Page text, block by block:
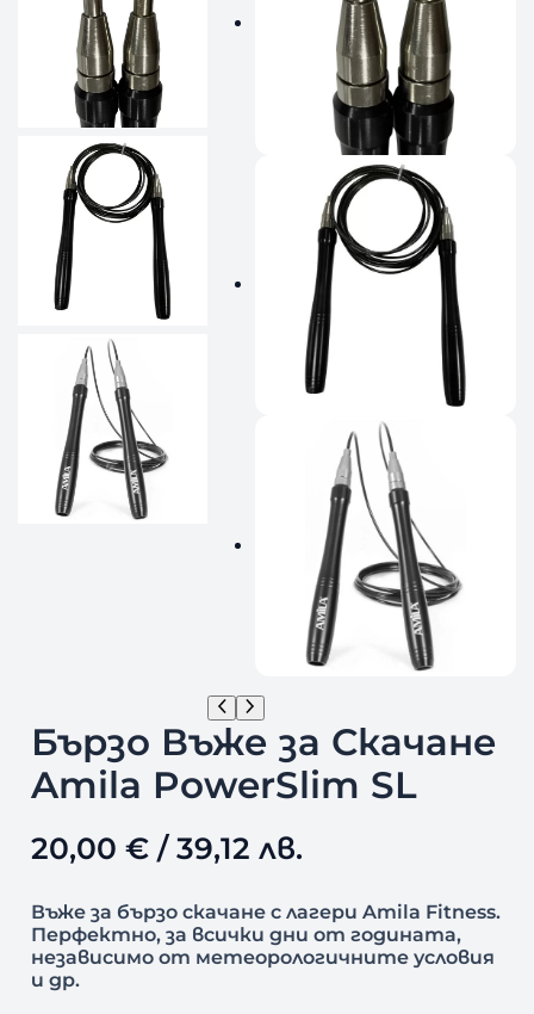
Бързо Въже за Скачане
Amila PowerSlim SL
20,00 €/ 39,12 лв.
Въже за бързо скачане с лагери Amila Fitness.
Перфектно, за всички дни от годината,
независимо от метеорологичните условия
и др.